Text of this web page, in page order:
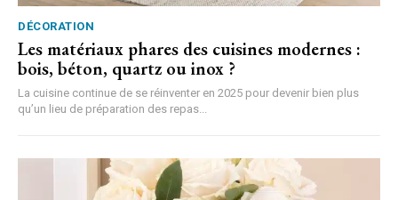
DÉCORATION
Les matériaux phares des cuisines modernes :
bois, béton, quartz ou inox ?
La cuisine continue de se réinventer en 2025 pour devenir bien plus
qu’un lieu de préparation des repas...